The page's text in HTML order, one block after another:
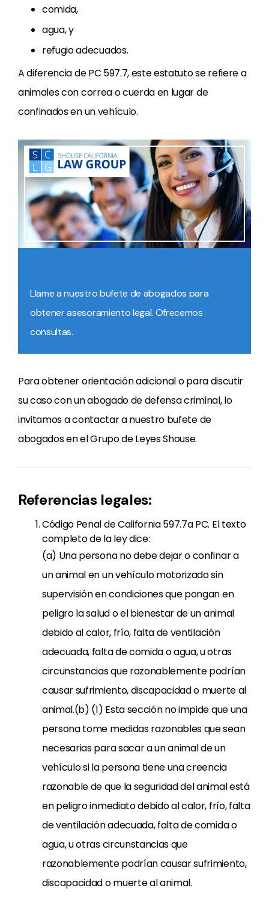
comida,
agua, y
refugio adecuados.
A diferencia de PC 597.7, este estatuto se refiere a
animales con correa o cuerda en lugar de
confinados en un vehículo.
Llame a nuestro bufete de abogados para
obtener asesoramiento legal. Ofrecemos
consultas.
Para obtener orientación adicional o para discutir
su caso con un abogado de defensa criminal, lo
invitamos a contactar a nuestro bufete de
abogados en el Grupo de Leyes Shouse.
Referencias legales:
Código Penal de California 597.7a PC. El texto
completo de la ley dice:
(a) Una persona no debe dejar o confinar a
un animal en un vehículo motorizado sin
supervisión en condiciones que pongan en
peligro la salud o el bienestar de un animal
debido al calor, frío, falta de ventilación
adecuada, falta de comida o agua, u otras
circunstancias que razonablemente podrían
causar sufrimiento, discapacidad o muerte al
animal.(b) (1) Esta sección no impide que una
persona tome medidas razonables que sean
necesarias para sacar a un animal de un
vehículo si la persona tiene una creencia
razonable de que la seguridad del animal está
en peligro inmediato debido al calor, frío, falta
de ventilación adecuada, falta de comida o
agua, u otras circunstancias que
razonablemente podrían causar sufrimiento,
discapacidad o muerte al animal.